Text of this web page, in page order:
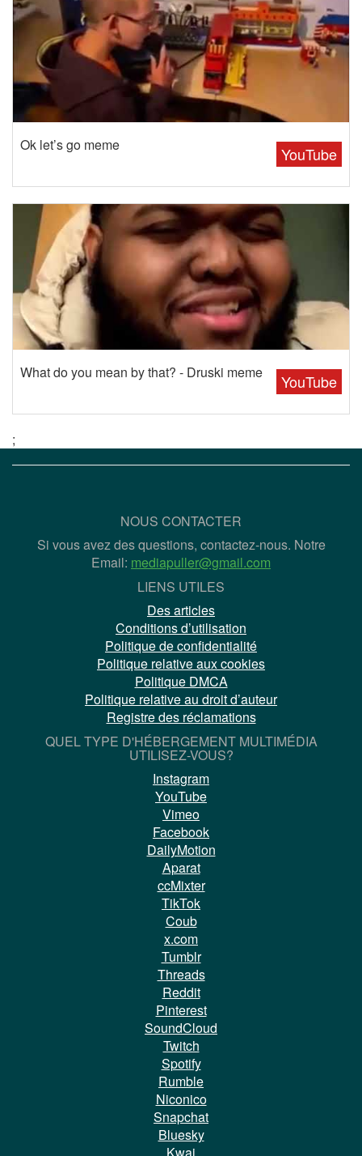
YouTube
Ok let’s go meme
YouTube
What do you mean by that? - Druski meme
;
NOUS CONTACTER
Si vous avez des questions, contactez-nous. Notre
Email: mediapuller@gmail.com
LIENS UTILES
Des articles
Conditions d’utilisation
Politique de confidentialité
Politique relative aux cookies
Politique DMCA
Politique relative au droit d’auteur
Registre des réclamations
QUEL TYPE D'HÉBERGEMENT MULTIMÉDIA
UTILISEZ-VOUS?
Instagram
YouTube
Vimeo
Facebook
DailyMotion
Aparat
ccMixter
TikTok
Coub
x.com
Tumblr
Threads
Reddit
Pinterest
SoundCloud
Twitch
Spotify
Rumble
Niconico
Snapchat
Bluesky
Kwai